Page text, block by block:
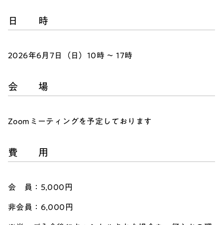
日 時
2026年6月7日（日）10時 ～ 17時
会 場
Zoomミーティングを予定しております
費 用
会 員：5,000円
非会員：6,000円